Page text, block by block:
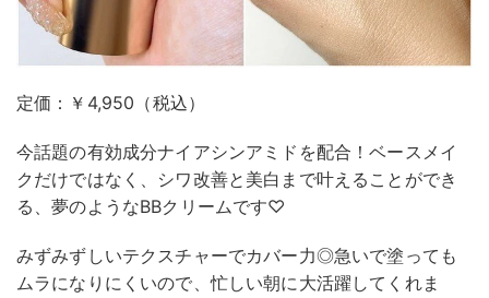
定価：￥4,950（税込）
今話題の有効成分ナイアシンアミドを配合！ベースメイ
クだけではなく、シワ改善と美白まで叶えることができ
る、夢のようなBBクリームです♡
みずみずしいテクスチャーでカバー力◎急いで塗っても
ムラになりにくいので、忙しい朝に大活躍してくれま